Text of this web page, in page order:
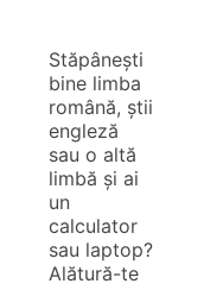
Stăpânești
bine limba
română, știi
engleză
sau o altă
limbă și ai
un
calculator
sau laptop?
Alătură-te